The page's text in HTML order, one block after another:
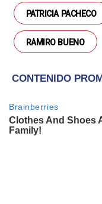
PATRICIA PACHECO
RAMIRO BUENO